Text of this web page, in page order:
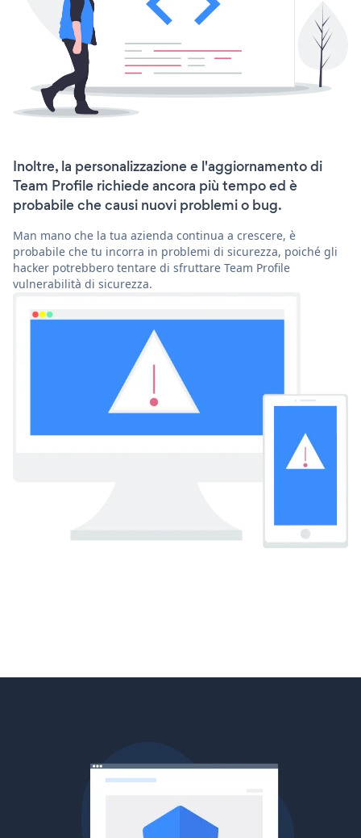
Inoltre, la personalizzazione e l'aggiornamento di
Team Profile richiede ancora più tempo ed è
probabile che causi nuovi problemi o bug.
Man mano che la tua azienda continua a crescere, è
probabile che tu incorra in problemi di sicurezza, poiché gli
hacker potrebbero tentare di sfruttare Team Profile
vulnerabilità di sicurezza.